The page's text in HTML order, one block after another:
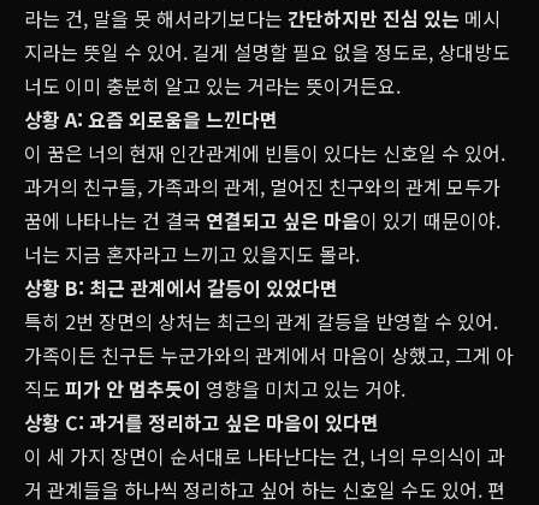
라는 건, 말을 못 해서라기보다는 간단하지만 진심 있는 메시
지라는 뜻일 수 있어. 길게 설명할 필요 없을 정도로, 상대방도
너도 이미 충분히 알고 있는 거라는 뜻이거든요.
상황 A: 요즘 외로움을 느낀다면
이 꿈은 너의 현재 인간관계에 빈틈이 있다는 신호일 수 있어.
과거의 친구들, 가족과의 관계, 멀어진 친구와의 관계 모두가
꿈에 나타나는 건 결국 연결되고 싶은 마음이 있기 때문이야.
너는 지금 혼자라고 느끼고 있을지도 몰라.
상황 B: 최근 관계에서 갈등이 있었다면
특히 2번 장면의 상처는 최근의 관계 갈등을 반영할 수 있어.
가족이든 친구든 누군가와의 관계에서 마음이 상했고, 그게 아
직도 피가 안 멈추듯이 영향을 미치고 있는 거야.
상황 C: 과거를 정리하고 싶은 마음이 있다면
이 세 가지 장면이 순서대로 나타난다는 건, 너의 무의식이 과
거 관계들을 하나씩 정리하고 싶어 하는 신호일 수도 있어. 편